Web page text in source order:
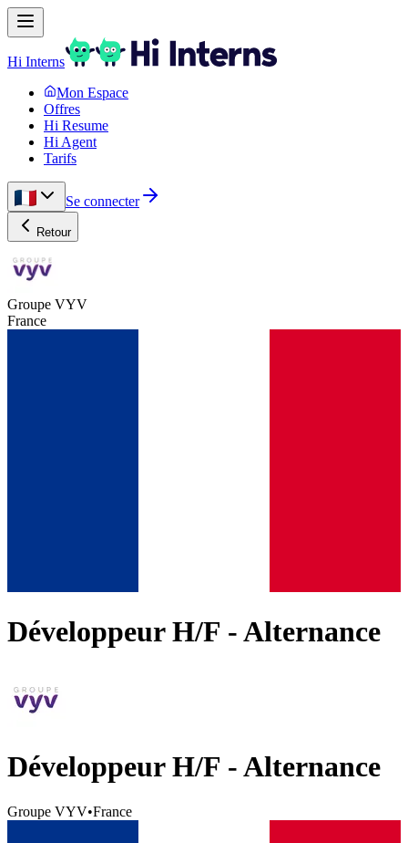
Hi Interns
Mon Espace
Offres
Hi Resume
Hi Agent
Tarifs
Se connecter
Retour
Groupe VYV
France
Développeur H/F - Alternance
Développeur H/F - Alternance
Groupe VYV•France